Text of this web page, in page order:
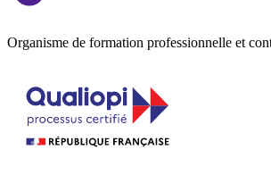
Organisme de formation professionnelle et